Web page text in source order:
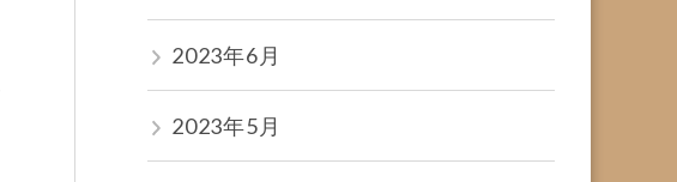
2023年6月
2023年5月